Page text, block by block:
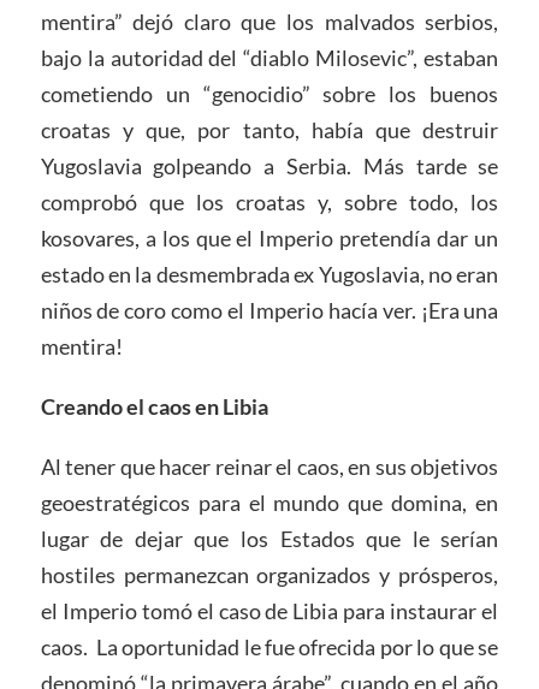
mentira” dejó claro que los malvados serbios,
bajo la autoridad del “diablo Milosevic”, estaban
cometiendo un “genocidio” sobre los buenos
croatas y que, por tanto, había que destruir
Yugoslavia golpeando a Serbia. Más tarde se
comprobó que los croatas y, sobre todo, los
kosovares, a los que el Imperio pretendía dar un
estado en la desmembrada ex Yugoslavia, no eran
niños de coro como el Imperio hacía ver. ¡Era una
mentira!
Creando el caos en Libia
Al tener que hacer reinar el caos, en sus objetivos
geoestratégicos para el mundo que domina, en
lugar de dejar que los Estados que le serían
hostiles permanezcan organizados y prósperos,
el Imperio tomó el caso de Libia para instaurar el
caos. La oportunidad le fue ofrecida por lo que se
denominó “la primavera árabe”, cuando en el año